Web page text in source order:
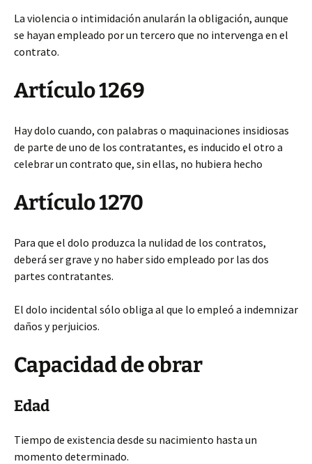
La violencia o intimidación anularán la obligación, aunque
se hayan empleado por un tercero que no intervenga en el
contrato.
Artículo 1269
Hay dolo cuando, con palabras o maquinaciones insidiosas
de parte de uno de los contratantes, es inducido el otro a
celebrar un contrato que, sin ellas, no hubiera hecho
Artículo 1270
Para que el dolo produzca la nulidad de los contratos,
deberá ser grave y no haber sido empleado por las dos
partes contratantes.
El dolo incidental sólo obliga al que lo empleó a indemnizar
daños y perjuicios.
Capacidad de obrar
Edad
Tiempo de existencia desde su nacimiento hasta un
momento determinado.